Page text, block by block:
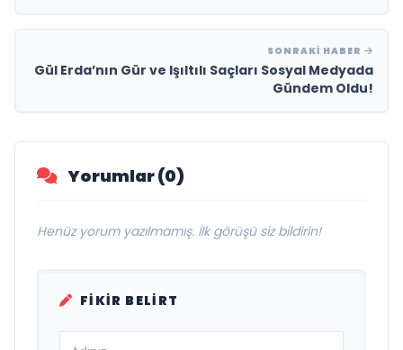
SONRAKI HABER
Gül Erda’nın Gür ve Işıltılı Saçları Sosyal Medyada
Gündem Oldu!
Yorumlar (0)
Henüz yorum yazılmamış. İlk görüşü siz bildirin!
FIKIR BELIRT